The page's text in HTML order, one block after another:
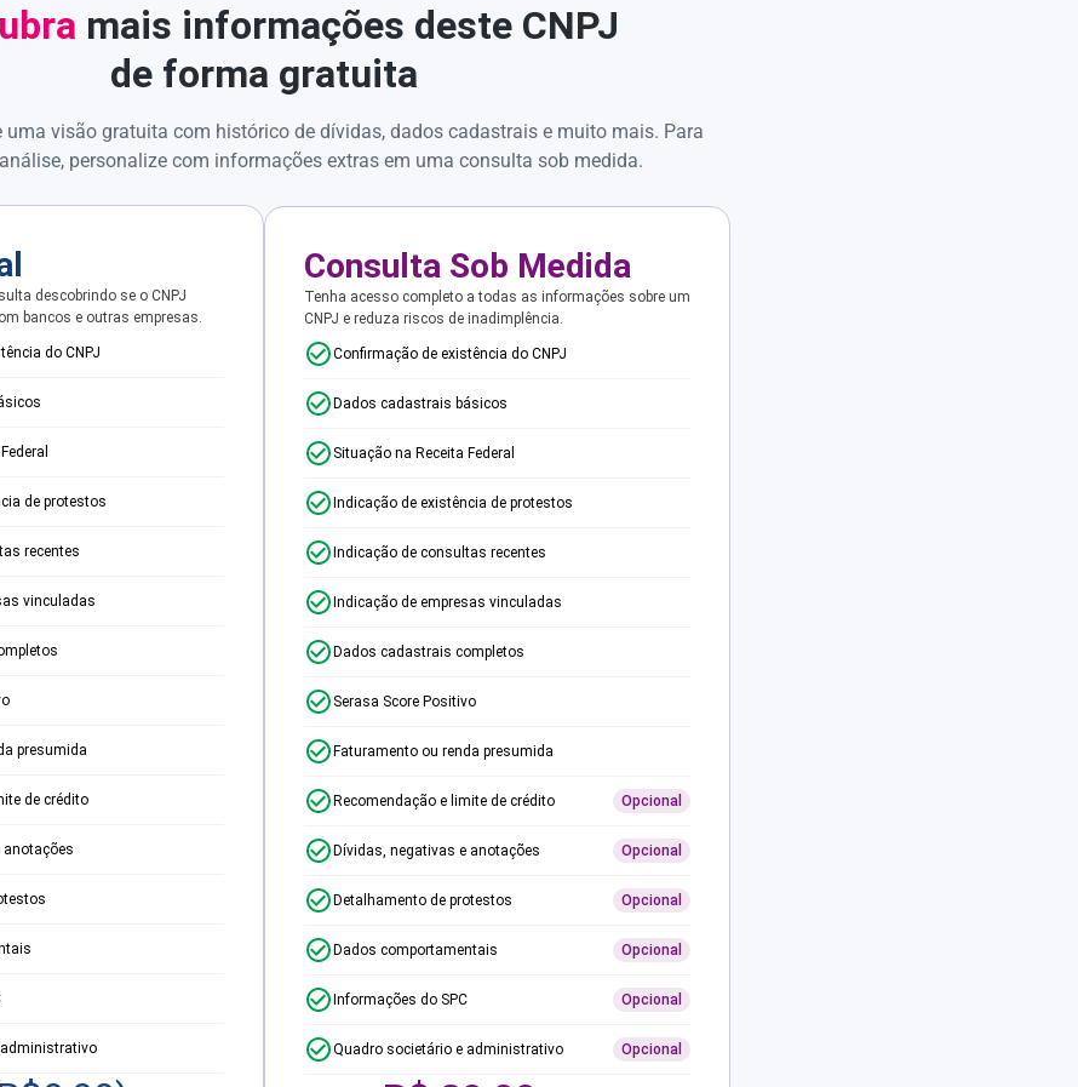
mais informações deste CNPJ
de forma gratuita
uma visão gratuita com histórico de dívidas, dados cadastrais e muito mais. Para
personalize com informações extras em uma consulta sob medida.
descobrindo se o CNPJ
bancos e outras empresas.
do CNPJ
de protestos
recentes
vinculadas
presumida
de crédito
anotações
Consulta Sob Medida
Tenha acesso completo a todas as informações sobre um
CNPJ e reduza riscos de inadimplência.
Confirmação de existência do CNPJ
Dados cadastrais básicos
Situação na Receita Federal
Indicação de existência de protestos
Indicação de consultas recentes
Indicação de empresas vinculadas
Dados cadastrais completos
Serasa Score Positivo
Faturamento ou renda presumida
Recomendação e limite de crédito Opcional
Dívidas, negativas e anotações Opcional
Detalhamento de protestos Opcional
Dados comportamentais Opcional
Informações do SPC Opcional
Quadro societário e administrativo Opcional